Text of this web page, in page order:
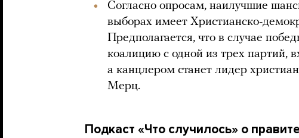
Согласно опросам, наилучшие
выборах имеет Христианско-
Предполагается, что в случае
коалицию с одной из трех партий,
а канцлером станет лидер
Мерц.
Подкаст «Что случилось» о